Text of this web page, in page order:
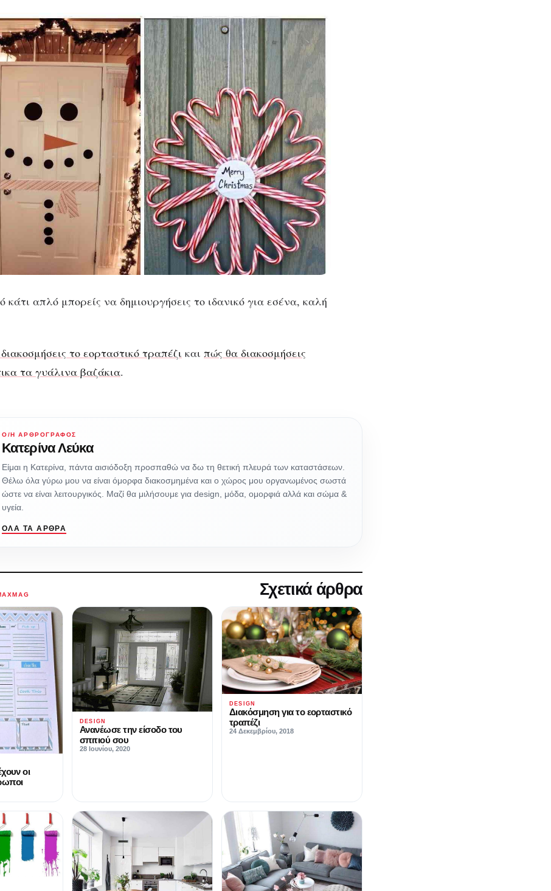
απλό μπορείς να δημιουργήσεις το ιδανικό για εσένα, καλή
το εορταστικό τραπέζι και πώς θα διακοσμήσεις
τα γυάλινα βαζάκια.
Ο/Η ΑΡΘΡΟΓΡΆΦΟΣ
Κατερίνα Λεύκα
Είμαι η Κατερίνα, πάντα αισιόδοξη προσπαθώ να δω τη θετική πλευρά των καταστάσεων.
Θέλω όλα γύρω μου να είναι όμορφα διακοσμημένα και ο χώρος μου οργανωμένος σωστά
ώστε να είναι λειτουργικός. Μαζί θα μιλήσουμε για design, μόδα, ομορφιά αλλά και σώμα &
υγεία.
ΌΛΑ ΤΑ ΆΡΘΡΑ
Σχετικά άρθρα
οι
DESIGN
Ανανέωσε την είσοδο του
σπιτιού σου
28 Ιουνίου, 2020
DESIGN
Διακόσμηση για το εορταστικό
τραπέζι
24 Δεκεμβρίου, 2018